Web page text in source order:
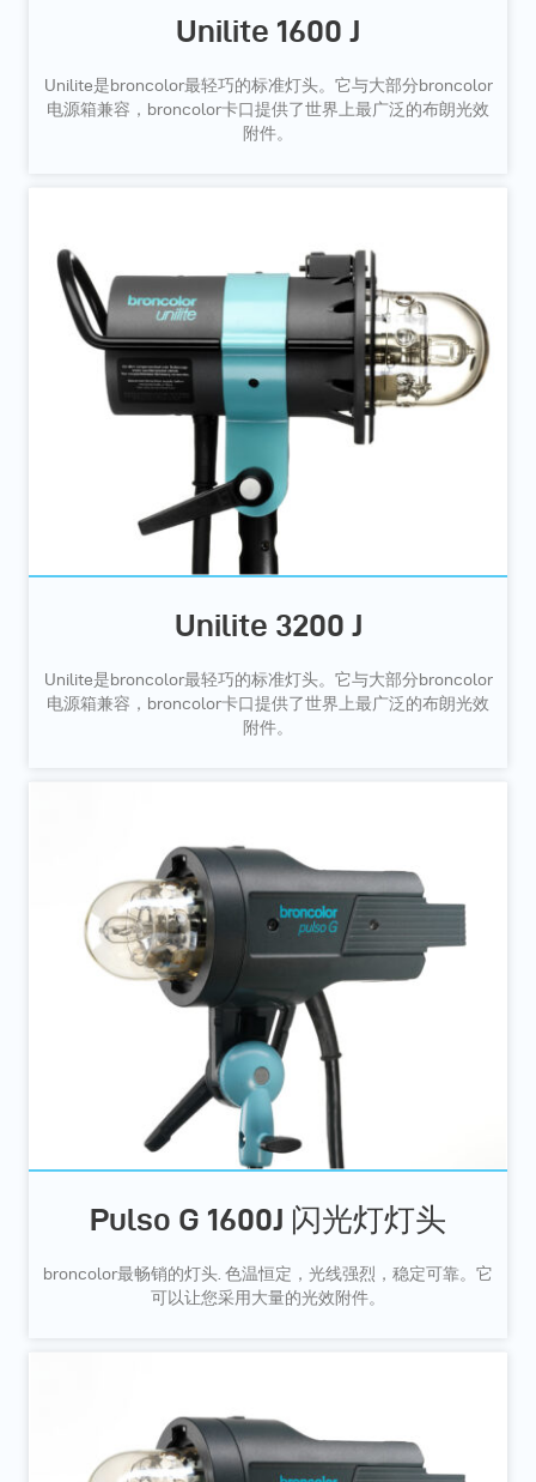
Unilite 1600 J
Unilite是broncolor最轻巧的标准灯头。它与大部分broncolor
电源箱兼容，broncolor卡口提供了世界上最广泛的布朗光效
附件。
Unilite 3200 J
Unilite是broncolor最轻巧的标准灯头。它与大部分broncolor
电源箱兼容，broncolor卡口提供了世界上最广泛的布朗光效
附件。
Pulso G 1600J 闪光灯灯头
broncolor最畅销的灯头. 色温恒定，光线强烈，稳定可靠。它
可以让您采用大量的光效附件。